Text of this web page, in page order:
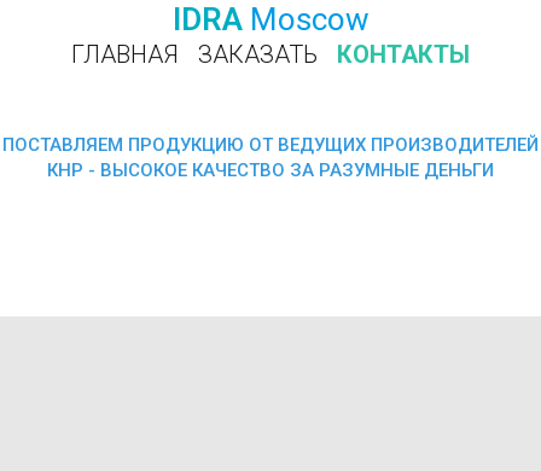
IDRA Moscow
ГЛАВНАЯ ЗАКАЗАТЬ КОНТАКТЫ
ПОСТАВЛЯЕМ ПРОДУКЦИЮ ОТ ВЕДУЩИХ ПРОИЗВОДИТЕЛЕЙ
КНР - ВЫСОКОЕ КАЧЕСТВО ЗА РАЗУМНЫЕ ДЕНЬГИ